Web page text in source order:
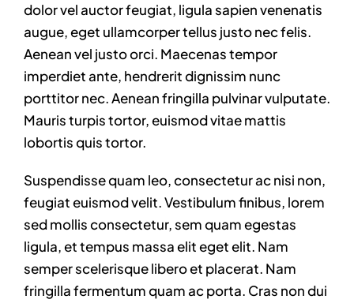
Contact
dolor vel auctor feugiat, ligula sapien venenatis
augue, eget ullamcorper tellus justo nec felis.
Aenean vel justo orci. Maecenas tempor
imperdiet ante, hendrerit dignissim nunc
porttitor nec. Aenean fringilla pulvinar vulputate.
Mauris turpis tortor, euismod vitae mattis
lobortis quis tortor.
Suspendisse quam leo, consectetur ac nisi non,
feugiat euismod velit. Vestibulum finibus, lorem
sed mollis consectetur, sem quam egestas
ligula, et tempus massa elit eget elit. Nam
semper scelerisque libero et placerat. Nam
fringilla fermentum quam ac porta. Cras non dui